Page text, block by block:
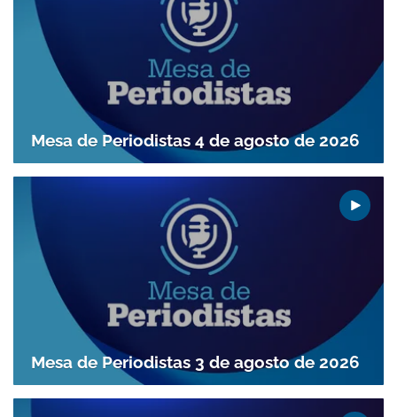
Mesa de Periodistas 4 de agosto de 2026
Mesa de Periodistas 3 de agosto de 2026